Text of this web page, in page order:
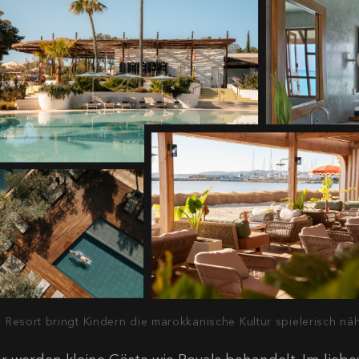
Resort bringt Kindern die marokkanische Kultur spielerisch